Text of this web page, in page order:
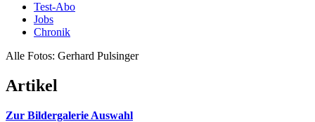
Test-Abo
Jobs
Chronik
Alle Fotos: Gerhard Pulsinger
Artikel
Zur Bildergalerie Auswahl